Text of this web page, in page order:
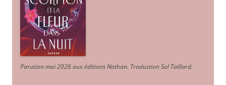
Parution mai 2026 aux éditions Nathan. Traduction Sol Taillard.